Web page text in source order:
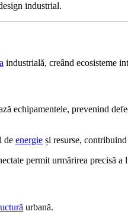
industrial.
industrială, creând ecosisteme
echipamentele, prevenind
de energie și resurse,
permit urmărirea precisă a
urbană.